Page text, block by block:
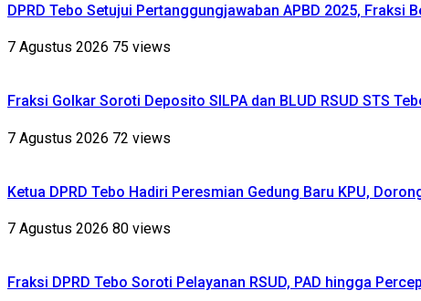
DPRD Tebo Setujui Pertanggungjawaban APBD 2025, Fraksi
7 Agustus 2026 75 views
Fraksi Golkar Soroti Deposito SILPA dan BLUD RSUD STS
7 Agustus 2026 72 views
Ketua DPRD Tebo Hadiri Peresmian Gedung Baru KPU,
7 Agustus 2026 80 views
Fraksi DPRD Tebo Soroti Pelayanan RSUD, PAD hingga